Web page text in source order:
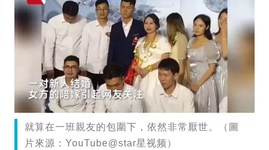
就算在一班親友的包圍下，依然非常厭世。（圖
片來源：YouTube@star星视频）